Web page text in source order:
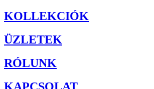
KOLLEKCIÓK
ÜZLETEK
RÓLUNK